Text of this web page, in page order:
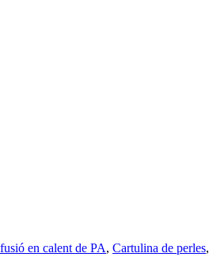
en calent de PA, Cartulina de perles,